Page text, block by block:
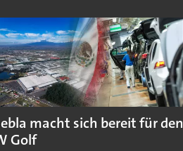
macht sich bereit für den
Golf